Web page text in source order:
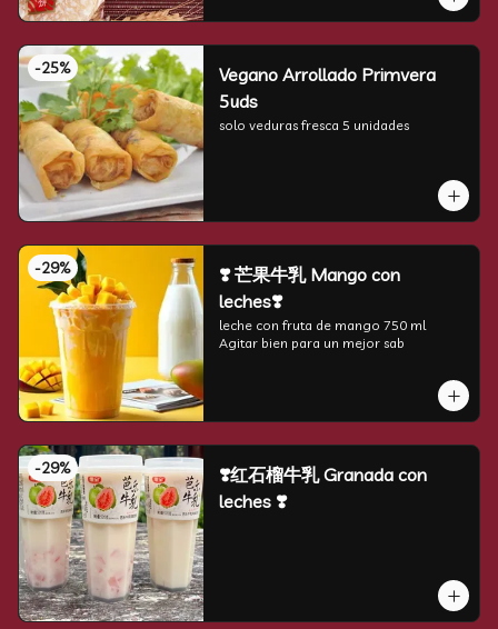
-25%
Vegano Arrollado Primvera
5uds
solo veduras fresca 5 unidades
-29%
❣️ 芒果牛乳 Mango con
leches❣️
leche con fruta de mango 750 ml
Agitar bien para un mejor sab
-29%
❣️红石榴牛乳 Granada con
leches ❣️